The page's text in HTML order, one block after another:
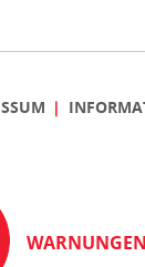
WARNUNGEN